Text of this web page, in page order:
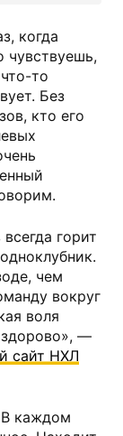
когда
чувствуешь,
то
Без
кто его
горит
чем
вокруг
воля
здорово», —
сайт НХЛ
В каждом